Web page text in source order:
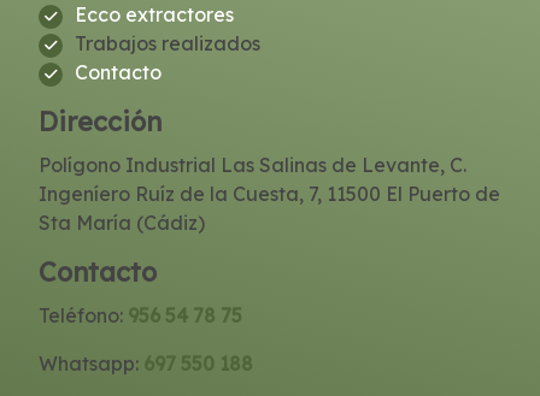
Ecco extractores
Trabajos realizados
Contacto
Dirección
Polígono Industrial Las Salinas de Levante, C.
Ingeníero Ruíz de la Cuesta, 7, 11500 El Puerto de
Sta María (Cádiz)
Contacto
Teléfono: 956 54 78 75
Whatsapp: 697 550 188